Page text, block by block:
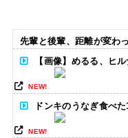
先輩と後輩、距離が変わ
【画像】めるる、ヒ
NEW!
ドンキのうなぎ食べ
NEW!